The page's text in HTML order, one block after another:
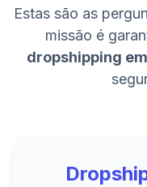
Estas são as
missão é
dropshipping